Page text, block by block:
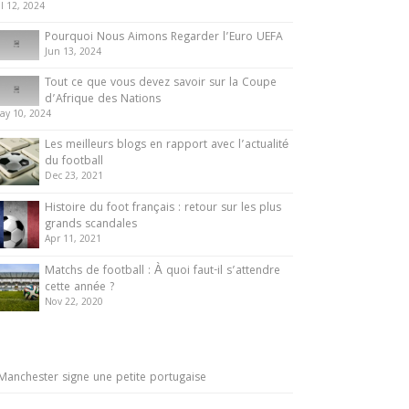
12, 2024
Pourquoi Nous Aimons Regarder l’Euro UEFA
Jun 13, 2024
Tout ce que vous devez savoir sur la Coupe
d’Afrique des Nations
10, 2024
Les meilleurs blogs en rapport avec l’actualité
du football
Dec 23, 2021
Histoire du foot français : retour sur les plus
grands scandales
Apr 11, 2021
Matchs de football : À quoi faut-il s’attendre
cette année ?
Nov 22, 2020
signe une petite portugaise